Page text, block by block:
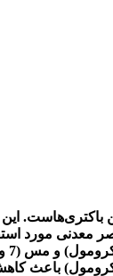
باکتری‌هاست.
معدنی مورد